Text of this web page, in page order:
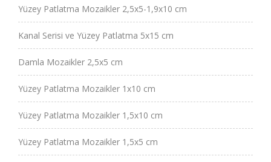
Yüzey Patlatma Mozaikler 2,5x5-1,9x10 cm
Kanal Serisi ve Yüzey Patlatma 5x15 cm
Damla Mozaikler 2,5x5 cm
Yüzey Patlatma Mozaikler 1x10 cm
Yüzey Patlatma Mozaikler 1,5x10 cm
Yüzey Patlatma Mozaikler 1,5x5 cm